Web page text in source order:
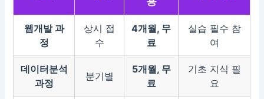
웹개발 과
정
상시 접
수
4개월, 무
료
실습 필수 참
여
데이터분석
과정
분기별
5개월, 무
료
기초 지식 필
요